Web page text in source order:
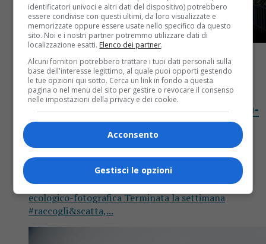
Attualità5 anni fa
Molti giovani alla settimana ecologico-
fotografica di Prato Sesia
Giovani di Prato Sesia impegnati nella pulizia del
territorio. Molti i partecipanti alla settimana di
#raccogli&scatta. A Prato Sesia la settimana
ecologico-fotografica Terminata la settimana
#raccogli&scatta,...
identificatori univoci e altri dati del dispositivo) potrebbero
essere condivise con questi ultimi, da loro visualizzate e
memorizzate oppure essere usate nello specifico da questo
sito. Noi e i nostri partner potremmo utilizzare dati di
localizzazione esatti. Elenco dei partner.
Alcuni fornitori potrebbero trattare i tuoi dati personali sulla
base dell'interesse legittimo, al quale puoi opporti gestendo
le tue opzioni qui sotto. Cerca un link in fondo a questa
pagina o nel menu del sito per gestire o revocare il consenso
nelle impostazioni della privacy e dei cookie.
Acconsento
Gestisci le opzioni